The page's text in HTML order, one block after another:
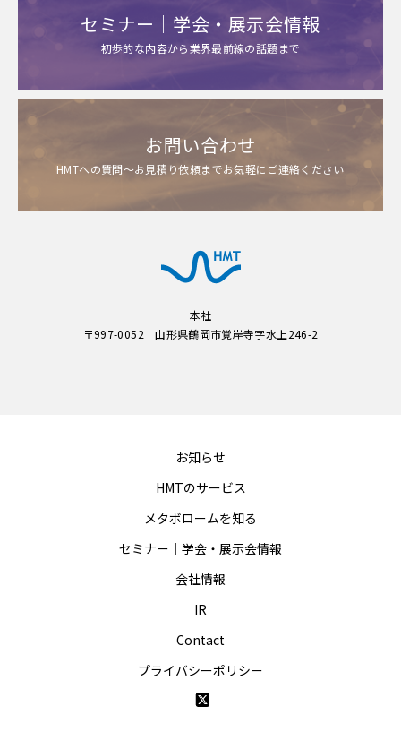
セミナー｜学会・展示会情報
初歩的な内容から業界最前線の話題まで
お問い合わせ
HMTへの質問～お見積り依頼までお気軽にご連絡ください
本社
〒997-0052 山形県鶴岡市覚岸寺字水上246-2
お知らせ
HMTのサービス
メタボロームを知る
セミナー｜学会・展示会情報
会社情報
IR
Contact
プライバシーポリシー